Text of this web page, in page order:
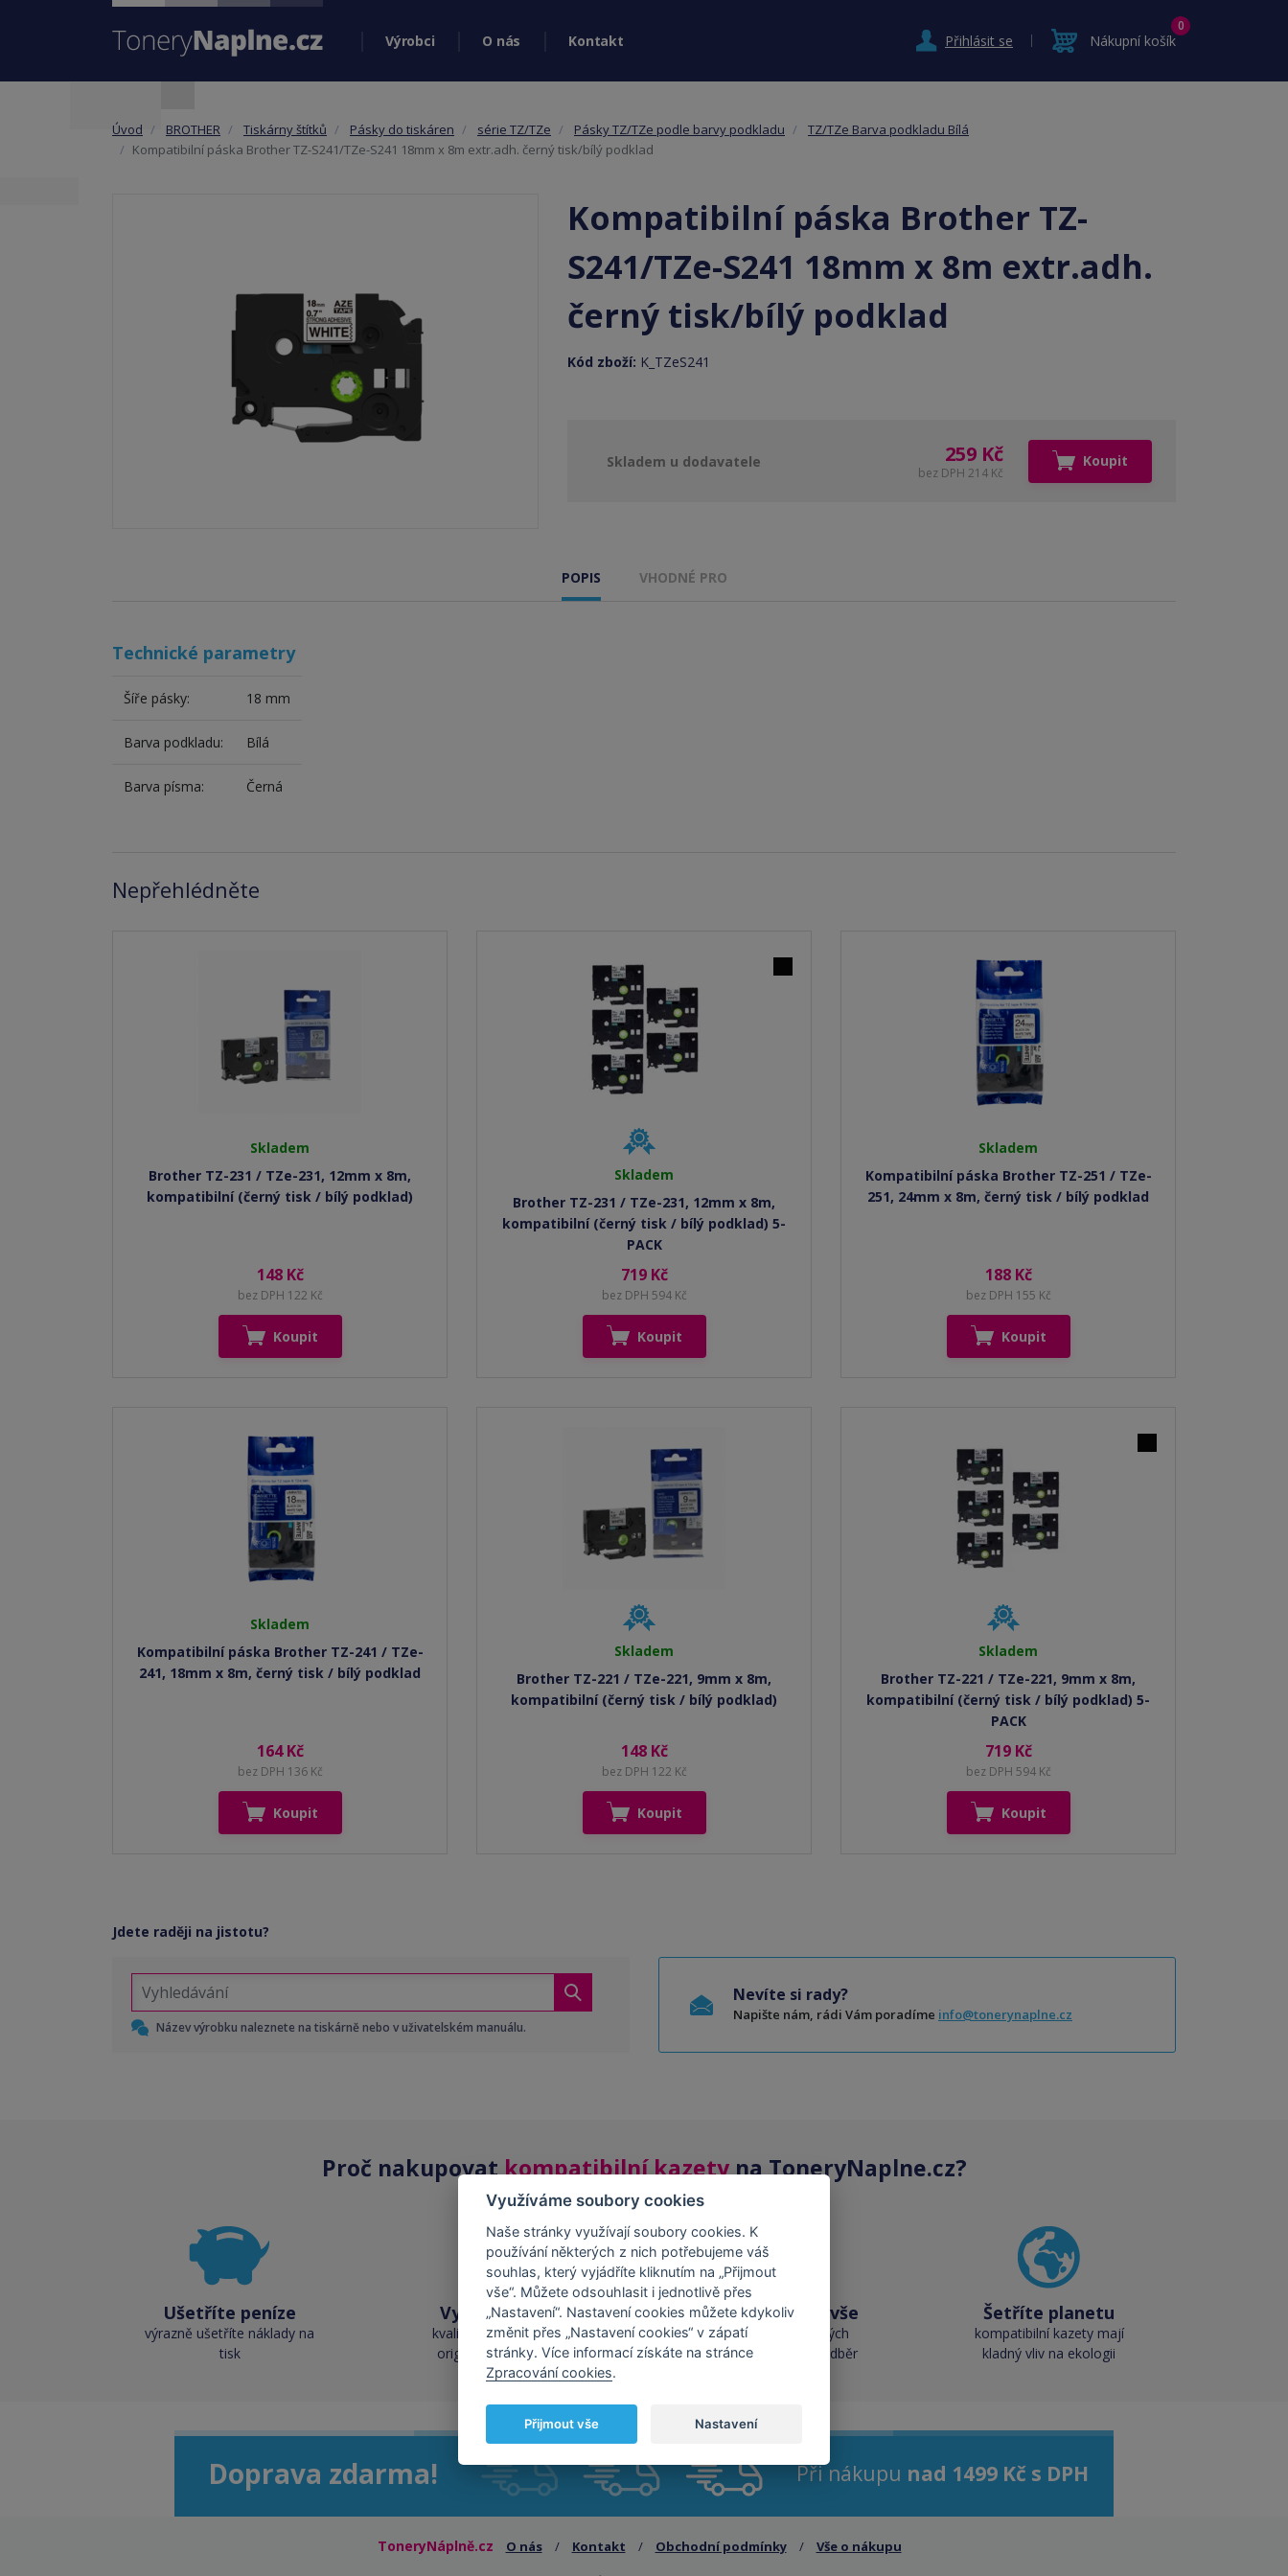
Výrobci O nás Kontakt Přihlásit se Nákupní košík
0
Úvod BROTHER Tiskárny štítků Pásky do tiskáren série TZ/TZe Pásky TZ/TZe podle barvy podkladu
TZ/TZe Barva podkladu Bílá
Kompatibilní páska Brother TZ-S241/TZe-S241 18mm x 8m extr.adh. černý tisk/bílý podklad
Kompatibilní páska Brother TZ-
S241/TZe-S241 18mm x 8m extr.adh.
černý tisk/bílý podklad
Kód zboží: K_TZeS241
Skladem u dodavatele 259 Kč
bez DPH 214 Kč
Koupit
POPIS VHODNÉ PRO
Technické parametry
Šíře pásky: 18 mm
Barva podkladu: Bílá
Barva písma: Černá
Nepřehlédněte
Skladem
Brother TZ-231 / TZe-231, 12mm x 8m,
kompatibilní (černý tisk / bílý podklad)
148 Kč
bez DPH 122 Kč
Koupit
Skladem
Brother TZ-231 / TZe-231, 12mm x 8m,
kompatibilní (černý tisk / bílý podklad) 5-
PACK
719 Kč
bez DPH 594 Kč
Koupit
Skladem
Kompatibilní páska Brother TZ-251 / TZe-
251, 24mm x 8m, černý tisk / bílý podklad
188 Kč
bez DPH 155 Kč
Koupit
Skladem
Kompatibilní páska Brother TZ-241 / TZe-
241, 18mm x 8m, černý tisk / bílý podklad
164 Kč
bez DPH 136 Kč
Koupit
Skladem
Brother TZ-221 / TZe-221, 9mm x 8m,
kompatibilní (černý tisk / bílý podklad)
148 Kč
bez DPH 122 Kč
Koupit
Skladem
Brother TZ-221 / TZe-221, 9mm x 8m,
kompatibilní (černý tisk / bílý podklad) 5-
PACK
719 Kč
bez DPH 594 Kč
Koupit
Jdete raději na jistotu?
Název výrobku naleznete na tiskárně nebo v uživatelském manuálu.
Nevíte si rady?
Napište nám, rádi Vám poradíme info@tonerynaplne.cz
Proč nakupovatkompatibilní kazetyna ToneryNaplne.cz?
Ušetříte peníze
výrazně ušetříte náklady na
tisk
Vysoká kvalita
kvalita je srovnatelná s
originálními náplněmi
Skladem téměř vše
přes 50 000 skladových
zásob pro okamžitý odběr
Šetříte planetu
kompatibilní kazety mají
kladný vliv na ekologii
Doprava zdarma! Při nákupu nad 1499 Kč s DPH
ToneryNáplně.cz O nás / Kontakt / Obchodní podmínky / Vše o nákupu
Využíváme soubory cookies
Naše stránky využívají soubory cookies. K
používání některých z nich potřebujeme váš
souhlas, který vyjádříte kliknutím na „Přijmout
vše“. Můžete odsouhlasit i jednotlivě přes
„Nastavení“. Nastavení cookies můžete kdykoliv
změnit přes „Nastavení cookies“ v zápatí
stránky. Více informací získáte na stránce
Zpracování cookies.
Přijmout vše Nastavení